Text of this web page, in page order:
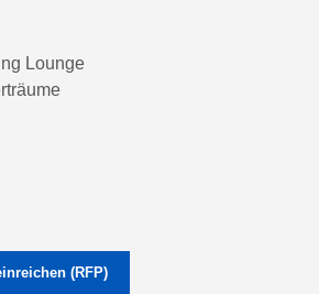
Lounge
(RFP)